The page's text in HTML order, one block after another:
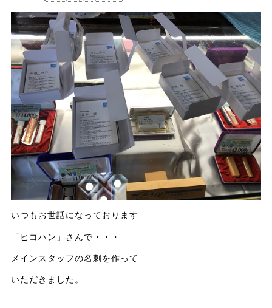
いつもお世話になっております
「ヒコハン」さんで・・・
メインスタッフの名刺を作って
いただきました。